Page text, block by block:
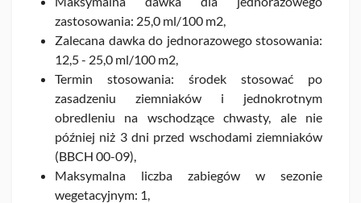
zastosowania: 25,0 ml/100 m2,
Zalecana dawka do jednorazowego stosowania:
12,5 - 25,0 ml/100 m2,
Termin stosowania: środek stosować po
zasadzeniu ziemniaków i jednokrotnym
obredleniu na wschodzące chwasty, ale nie
później niż 3 dni przed wschodami ziemniaków
(BBCH 00-09),
Maksymalna liczba zabiegów w sezonie
wegetacyjnym: 1,